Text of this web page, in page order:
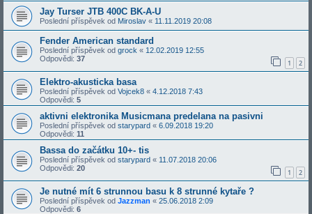
Jay Turser JTB 400C BK-A-U
Poslední příspěvek od Miroslav « 11.11.2019 20:08
Fender American standard
Poslední příspěvek od grock « 12.02.2019 12:55
Odpovědi: 37 1 2
Elektro-akusticka basa
Poslední příspěvek od Vojcek8 « 4.12.2018 7:43
Odpovědi: 5
aktivni elektronika Musicmana predelana na pasivni
Poslední příspěvek od starypard « 6.09.2018 19:20
Odpovědi: 11
Bassa do začátku 10+- tis
Poslední příspěvek od starypard « 11.07.2018 20:06
Odpovědi: 20 1 2
Je nutné mít 6 strunnou basu k 8 strunné kytaře ?
Poslední příspěvek od Jazzman « 25.06.2018 2:09
Odpovědi: 6